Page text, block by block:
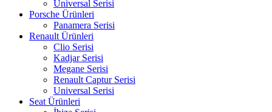
Universal Serisi
Porsche Ürünleri
Panamera Serisi
Renault Ürünleri
Clio Serisi
Kadjar Serisi
Megane Serisi
Renault Captur Serisi
Universal Serisi
Seat Ürünleri